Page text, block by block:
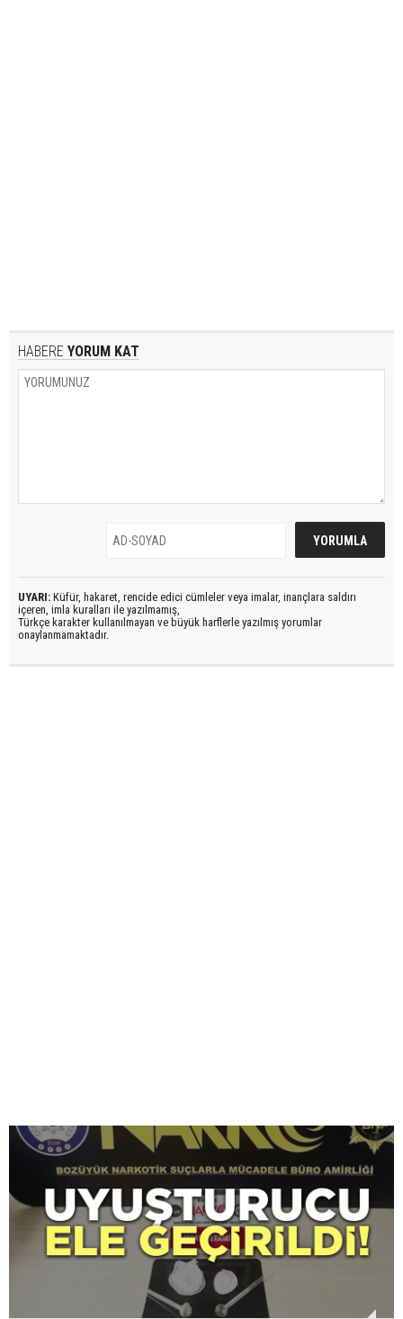
HABERE YORUM KAT
UYARI: Küfür, hakaret, rencide edici cümleler veya imalar, inançlara saldırı
içeren, imla kuralları ile yazılmamış,
Türkçe karakter kullanılmayan ve büyük harflerle yazılmış yorumlar
onaylanmamaktadır.